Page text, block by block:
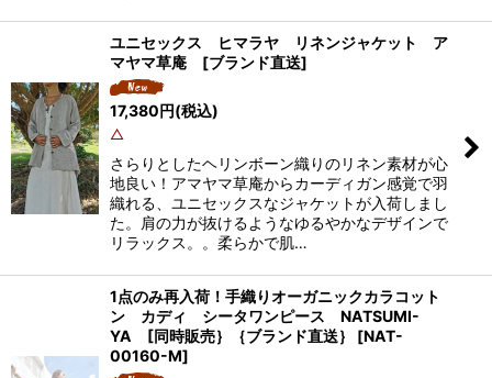
ユニセックス ヒマラヤ リネンジャケット ア
マヤマ草庵 [ブランド直送]
17,380円(税込)
△
さらりとしたヘリンボーン織りのリネン素材が心
地良い！アマヤマ草庵からカーディガン感覚で羽
織れる、ユニセックスなジャケットが入荷しまし
た。肩の力が抜けるようなゆるやかなデザインで
リラックス。。柔らかで肌…
1点のみ再入荷！手織りオーガニックカラコット
ン カディ シータワンピース NATSUMI-
YA [同時販売｝｛ブランド直送｝
[NAT-
00160-M]